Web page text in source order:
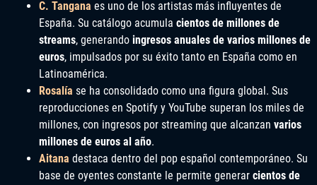
C. Tangana es uno de los artistas más influyentes de
España. Su catálogo acumula cientos de millones de
streams, generando ingresos anuales de varios millones de
euros, impulsados por su éxito tanto en España como en
Latinoamérica.
Rosalía se ha consolidado como una figura global. Sus
reproducciones en Spotify y YouTube superan los miles de
millones, con ingresos por streaming que alcanzan varios
millones de euros al año.
Aitana destaca dentro del pop español contemporáneo. Su
base de oyentes constante le permite generar cientos de